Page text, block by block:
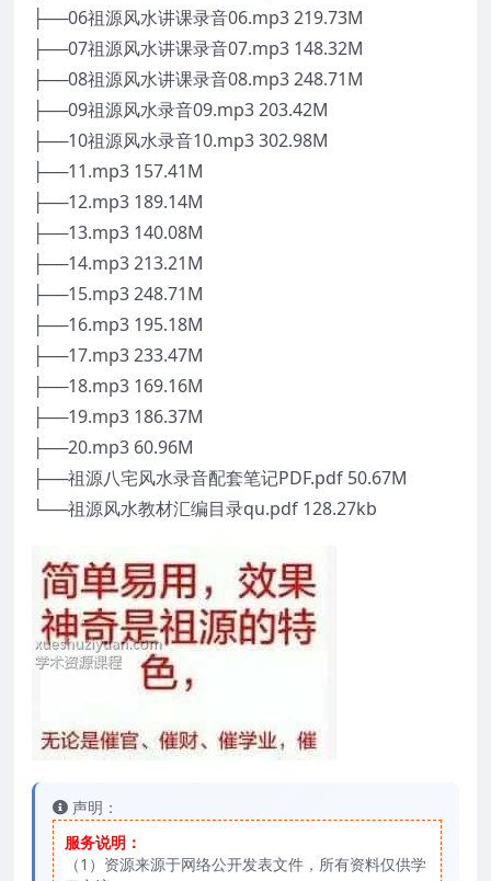
├──06祖源风水讲课录音06.mp3 219.73M
├──07祖源风水讲课录音07.mp3 148.32M
├──08祖源风水讲课录音08.mp3 248.71M
├──09祖源风水录音09.mp3 203.42M
├──10祖源风水录音10.mp3 302.98M
├──11.mp3 157.41M
├──12.mp3 189.14M
├──13.mp3 140.08M
├──14.mp3 213.21M
├──15.mp3 248.71M
├──16.mp3 195.18M
├──17.mp3 233.47M
├──18.mp3 169.16M
├──19.mp3 186.37M
├──20.mp3 60.96M
├──祖源八宅风水录音配套笔记PDF.pdf 50.67M
└──祖源风水教材汇编目录qu.pdf 128.27kb
声明：
服务说明：
（1）资源来源于网络公开发表文件，所有资料仅供学